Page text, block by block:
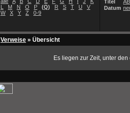
L
M N O P (Q) R S T U
V
W
X Y Z 0-9
Titel
Datum
Verweise » Übersicht
Es liegen zur Zeit, unter